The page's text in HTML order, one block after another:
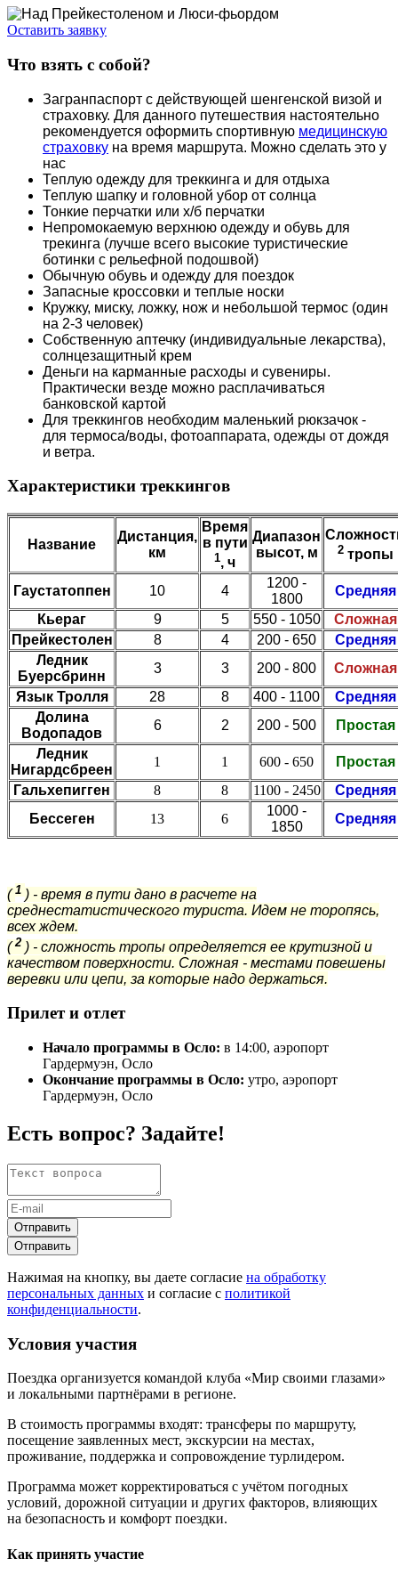
Оставить заявку
Что взять с собой?
Загранпаспорт с действующей шенгенской визой и
страховку. Для данного путешествия настоятельно
рекомендуется оформить спортивную медицинскую
страховку на время маршрута. Можно сделать это у
нас
Теплую одежду для треккинга и для отдыха
Теплую шапку и головной убор от солнца
Тонкие перчатки или х/б перчатки
Непромокаемую верхнюю одежду и обувь для
трекинга (лучше всего высокие туристические
ботинки с рельефной подошвой)
Обычную обувь и одежду для поездок
Запасные кроссовки и теплые носки
Кружку, миску, ложку, нож и небольшой термос (один
на 2-3 человек)
Собственную аптечку (индивидуальные лекарства),
солнцезащитный крем
Деньги на карманные расходы и сувениры.
Практически везде можно расплачиваться
банковской картой
Для треккингов необходим маленький рюкзачок -
для термоса/воды, фотоаппарата, одежды от дождя
и ветра.
Характеристики треккингов
Название
Дистанция,
км
Время
в пути
1, ч
Диапазон
высот, м
2тропы
Гаустатоппен 10 4
1200 -
1800
Средняя
Кьераг
9 5 550 - 1050
Сложная
Прейкестолен
8 4 200 - 650
Средняя
Ледник
Буерсбринн
3 3 200 - 800
Сложная
Язык Тролля
28 8 400 - 1100
Средняя
Долина
Водопадов
6 2 200 - 500
Простая
Ледник
Нигардсбреен
1 1 600 - 650
Простая
Гальхепигген
8 8 1100 - 2450
Средняя
Бессеген
13 6
1000 -
1850
Средняя
(1 ) - время в пути дано в расчете на
среднестатистического туриста. Идем не торопясь,
всех ждем.
(2) - сложность тропы определяется ее крутизной и
качеством поверхности. Сложная - местами повешены
веревки или цепи, за которые надо держаться.
Прилет и отлет
Начало программы в Осло: в 14:00, аэропорт
Гардермуэн, Осло
Окончание программы в Осло: утро, аэропорт
Гардермуэн, Осло
Есть вопрос? Задайте!
Отправить
Отправить
Нажимая на кнопку, вы даете согласие на обработку
персональных данных и согласие с политикой
конфиденциальности.
Условия участия
Поездка организуется командой клуба «Мир своими глазами»
и локальными партнёрами в регионе.
В стоимость программы входят: трансферы по маршруту,
посещение заявленных мест, экскурсии на местах,
проживание, поддержка и сопровождение турлидером.
Программа может корректироваться с учётом погодных
условий, дорожной ситуации и других факторов, влияющих
на безопасность и комфорт поездки.
Как принять участие